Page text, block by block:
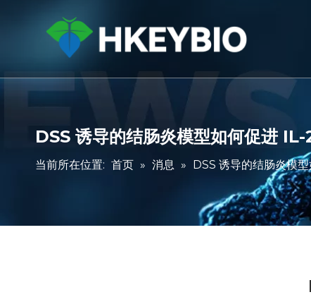
DSS 诱导的结肠炎模型如何促进
当前所在位置: 首页 » 消息 » DSS 诱导的结肠炎模